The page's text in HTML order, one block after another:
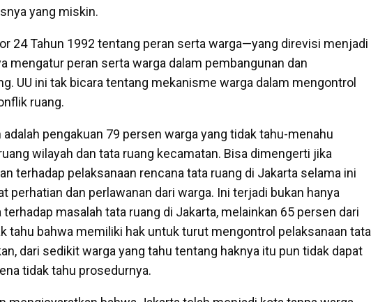
yang miskin.
24 Tahun 1992 tentang peran serta warga—yang direvisi menjadi
mengatur peran serta warga dalam pembangunan dan
UU ini tak bicara tentang mekanisme warga dalam mengontrol
ruang.
pengakuan 79 persen warga yang tidak tahu-menahu
wilayah dan tata ruang kecamatan. Bisa dimengerti jika
terhadap pelaksanaan rencana tata ruang di Jakarta selama ini
perhatian dan perlawanan dari warga. Ini terjadi bukan hanya
masalah tata ruang di Jakarta, melainkan 65 persen dari
tahu bahwa memiliki hak untuk turut mengontrol pelaksanaan tata
dari sedikit warga yang tahu tentang haknya itu pun tidak dapat
tidak tahu prosedurnya.